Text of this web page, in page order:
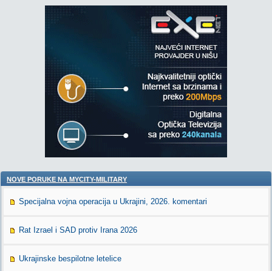
NOVE PORUKE NA MYCITY-MILITARY
Specijalna vojna operacija u Ukrajini, 2026. komentari
Rat Izrael i SAD protiv Irana 2026
Ukrajinske bespilotne letelice